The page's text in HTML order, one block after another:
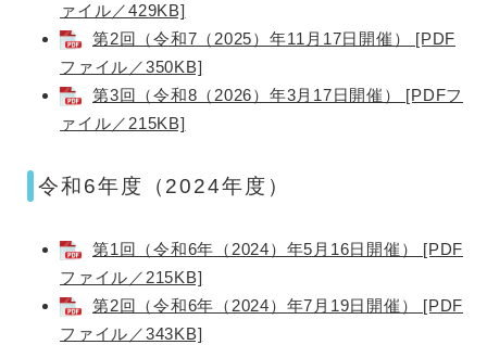
ァイル／429KB]
第2回（令和7（2025）年11月17日開催） [PDF
ファイル／350KB]
第3回（令和8（2026）年3月17日開催） [PDFフ
ァイル／215KB]
令和6年度（2024年度）
第1回（令和6年（2024）年5月16日開催） [PDF
ファイル／215KB]
第2回（令和6年（2024）年7月19日開催） [PDF
ファイル／343KB]